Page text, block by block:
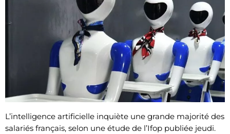
L’intelligence artificielle inquiète une grande majorité des
salariés français, selon une étude de l’Ifop publiée jeudi.